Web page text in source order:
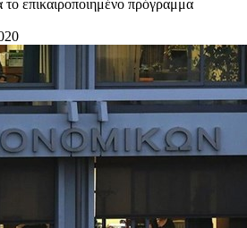
επικαιροποιημένο πρόγραμμα